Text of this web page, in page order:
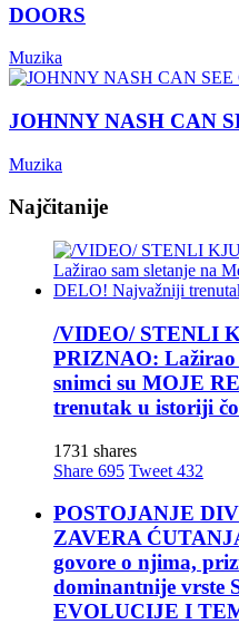
DOORS
Muzika
JOHNNY NASH CAN
Muzika
Najčitanije
/VIDEO/ STENLI
PRIZNAO: Lažirao
snimci su MOJE
trenutak u istoriji
1731 shares
Share 695 Tweet 432
POSTOJANJE
ZAVERA
govore o njima,
dominantnije vrste
EVOLUCIJE I